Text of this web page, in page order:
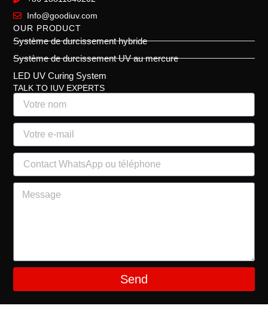
Info@goodiuv.com
OUR PRODUCT
Système de durcissement hybride
Système de durcissement UV au mercure
LED UV Curing System
TALK TO IUV EXPERTS
Send